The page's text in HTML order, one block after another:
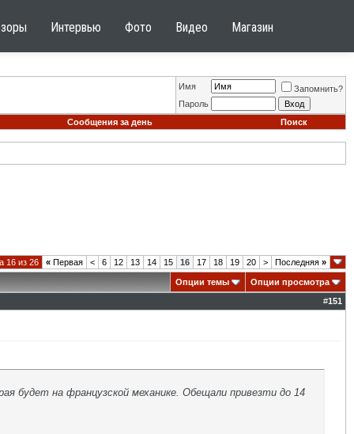
Интервью Фото Видео Магазин
Имя
Запомнить?
Пароль
Сообщения за день Поиск
16 из 26 « Первая < 6 12 13 14 15 16 17 18 19 20 > Последняя »
Опции темы
Опции просмотра
#151
будет на французской механике. Обещали привезти до 14